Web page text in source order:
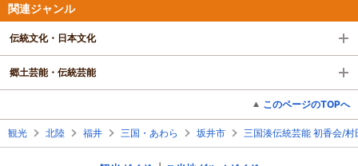
関連ジャンル
伝統文化・日本文化
郷土芸能・伝統芸能
このページのTOPへ
観光 北陸 福井 三国・あわら 坂井市 三国湊伝統芸能 初香会/村